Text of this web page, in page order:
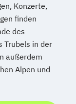
Konzerte,
finden
des
Trubels in der
außerdem
Alpen und